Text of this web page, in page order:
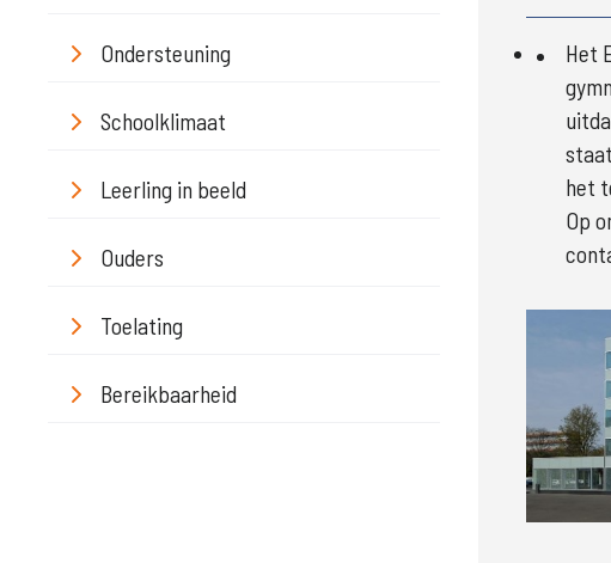
Ondersteuning
Schoolklimaat
Leerling in beeld
Ouders
Toelating
Bereikbaarheid
Het
het
Op